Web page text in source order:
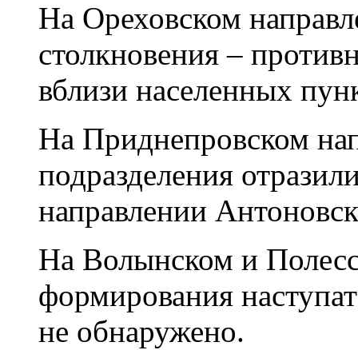
На Ореховском
столкновения –
вблизи населенных
На Приднепровском
подразделения
направлении
На Волынском и
формирования
не обнаружено.